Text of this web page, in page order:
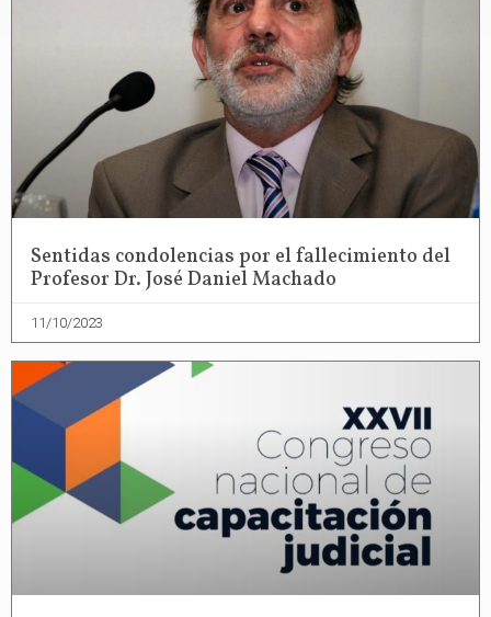
Sentidas condolencias por el fallecimiento del
Profesor Dr. José Daniel Machado
11/10/2023